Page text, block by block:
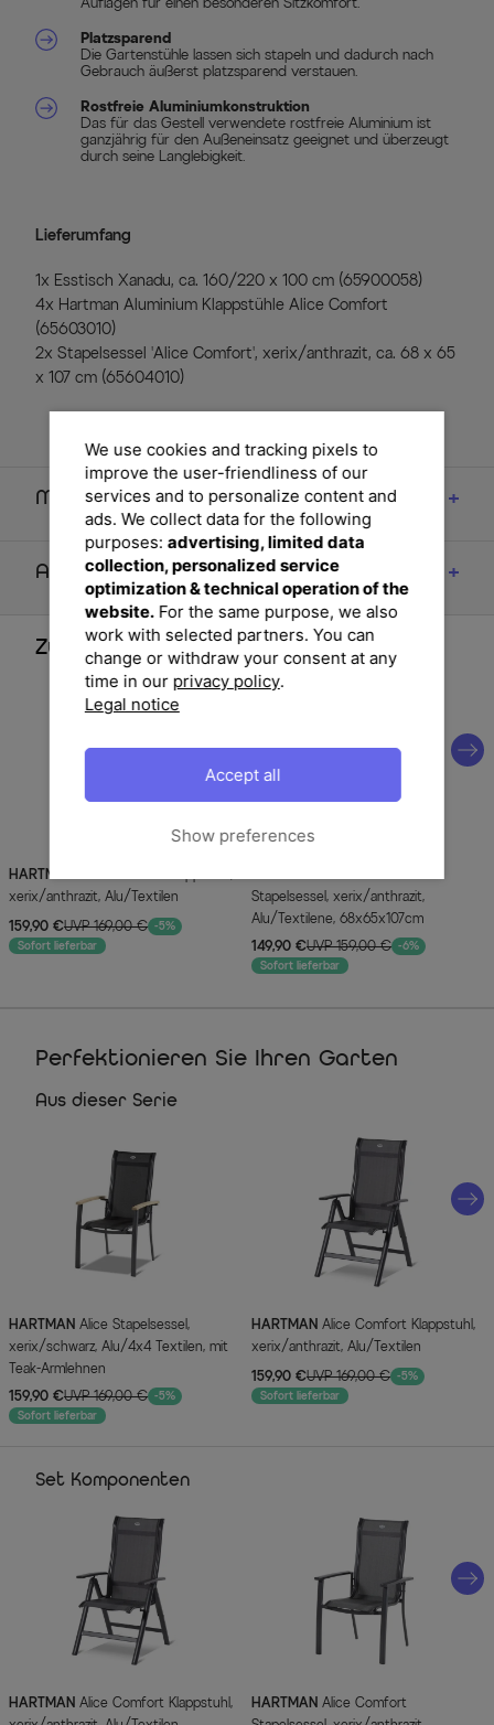
Platzsparend
Die Gartenstühle lassen sich stapeln und dadurch nach
Gebrauch äußerst platzsparend verstauen.
Rostfreie Aluminiumkonstruktion
Das für das Gestell verwendete rostfreie Aluminium ist
ganzjährig für den Außeneinsatz geeignet und überzeugt
durch seine Langlebigkeit.
Lieferumfang
1x Esstisch Xanadu, ca. 160/220 x 100 cm (65900058)
4x Hartman Aluminium Klappstühle Alice Comfort
(65603010)
2x Stapelsessel 'Alice Comfort', xerix/anthrazit, ca. 68 x 65
x 107 cm (65604010)
Maße
Artikelmerkmale & Materialien
Zubehör
HARTMAN
xerix/anthrazit, Alu/Textilen
159,90 €UVP 169,00 € -5%
Sofort lieferbar
Stapelsessel, xerix/anthrazit,
Alu/Textilene, 68x65x107cm
149,90 €UVP 159,00 € -6%
Sofort lieferbar
Perfektionieren Sie Ihren Garten
Aus dieser Serie
HARTMAN
xerix/schwarz, Alu/4x4 Textilen, mit
Teak-Armlehnen
159,90 €UVP 169,00 € -5%
Sofort lieferbar
HARTMAN
xerix/anthrazit, Alu/Textilen
159,90 €UVP 169,00 € -5%
Sofort lieferbar
Set Komponenten
HARTMAN HARTMAN
We use cookies and tracking pixels to
improve the user-friendliness of our
services and to personalize content and
ads. We collect data for the following
purposes: advertising, limited data
collection, personalized service
optimization & technical operation of the
website.For the same purpose, we also
work with selected partners. You can
change or withdraw your consent at any
time in our privacy policy.
Legal notice
Show preferences
Accept all